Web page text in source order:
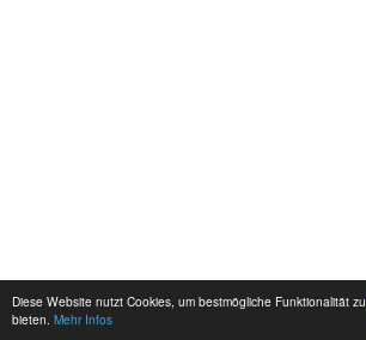
Diese Website nutzt Cookies, um bestmögliche Funktionalität zu
bieten. Mehr Infos